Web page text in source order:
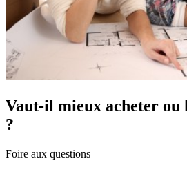
Vaut-il mieux acheter ou
?
Foire aux questions